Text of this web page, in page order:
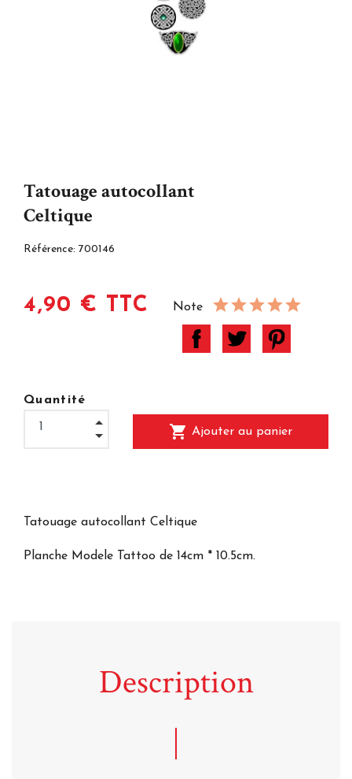
Tatouage autocollant
Celtique
Référence: 700146
4,90 € TTC Note
Quantité
shopping_cart Ajouter au panier
Tatouage autocollant Celtique
Planche Modele Tattoo de 14cm * 10.5cm.
Description